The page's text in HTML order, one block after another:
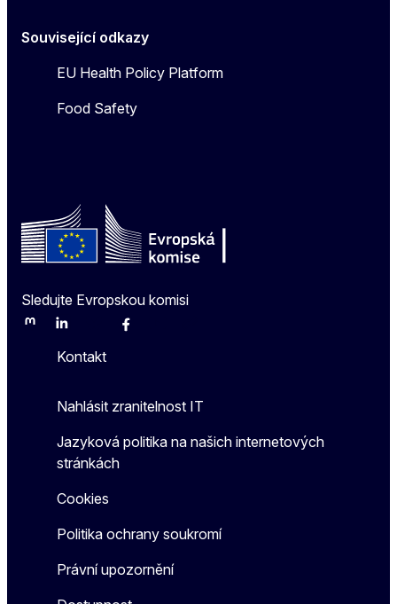
Související odkazy
EU Health Policy Platform
Food Safety
Sledujte Evropskou komisi
MastodonLinkedInBlueskyFacebook
Kontakt
Nahlásit zranitelnost IT
Jazyková politika na našich internetových
stránkách
Cookies
Politika ochrany soukromí
Právní upozornění